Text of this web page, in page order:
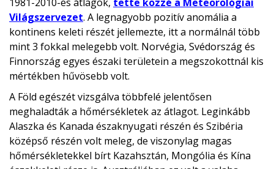
Világszervezet. A legnagyobb pozitív anomália a
kontinens keleti részét jellemezte, itt a normálnál több
mint 3 fokkal melegebb volt. Norvégia, Svédország és
Finnország egyes északi területein a megszokottnál kis
mértékben hűvösebb volt.
A Föld egészét vizsgálva többfelé jelentősen
meghaladták a hőmérsékletek az átlagot. Leginkább
Alaszka és Kanada északnyugati részén és Szibéria
középső részén volt meleg, de viszonylag magas
hőmérsékletekkel bírt Kazahsztán, Mongólia és Kína